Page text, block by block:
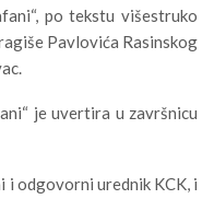
po tekstu višestruko
Pavlovića Rasinskog
je uvertira u završnicu
i odgovorni urednik KCK, i